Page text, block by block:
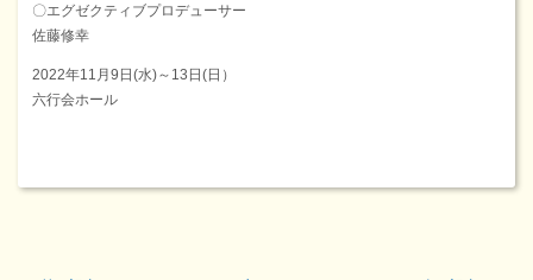
〇エグゼクティブプロデューサー
佐藤修幸
2022年11月9日(水)～13日(日）
六行会ホール